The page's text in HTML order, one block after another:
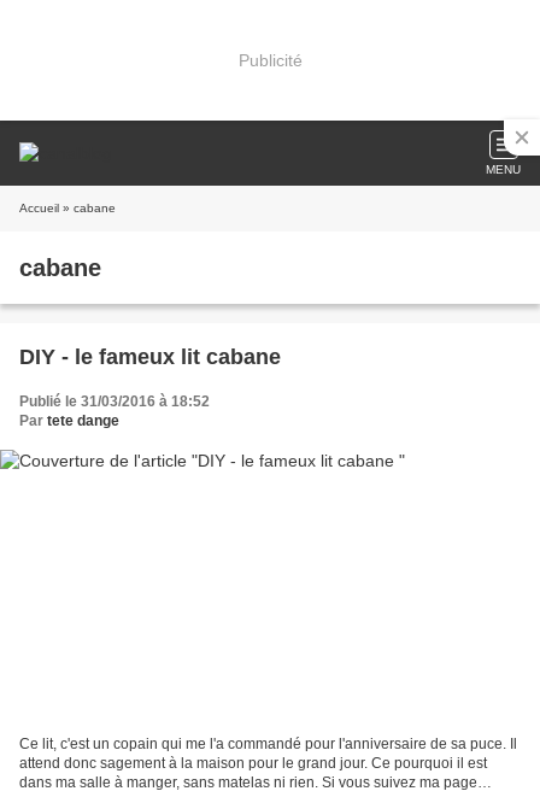
Publicité
MENU
Accueil » cabane
cabane
DIY - le fameux lit cabane
Publié le 31/03/2016 à 18:52
Par tete dange
Ce lit, c'est un copain qui me l'a commandé pour l'anniversaire de sa puce. Il
attend donc sagement à la maison pour le grand jour. Ce pourquoi il est
dans ma salle à manger, sans matelas ni rien. Si vous suivez ma page